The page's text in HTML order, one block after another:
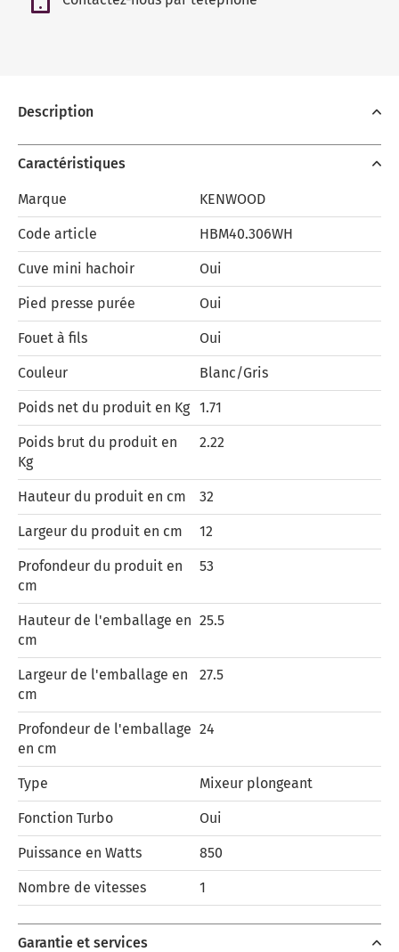
Description
Caractéristiques
Marque KENWOOD
Code article HBM40.306WH
Cuve mini hachoir Oui
Pied presse purée Oui
Fouet à fils Oui
Couleur Blanc/Gris
Poids net du produit en Kg 1.71
Poids brut du produit en
Kg
2.22
Hauteur du produit en cm 32
Largeur du produit en cm 12
Profondeur du produit en
cm
53
Hauteur de l'emballage en
cm
25.5
Largeur de l'emballage en
cm
27.5
Profondeur de l'emballage
en cm
24
Type Mixeur plongeant
Fonction Turbo Oui
Puissance en Watts 850
Nombre de vitesses 1
Garantie et services